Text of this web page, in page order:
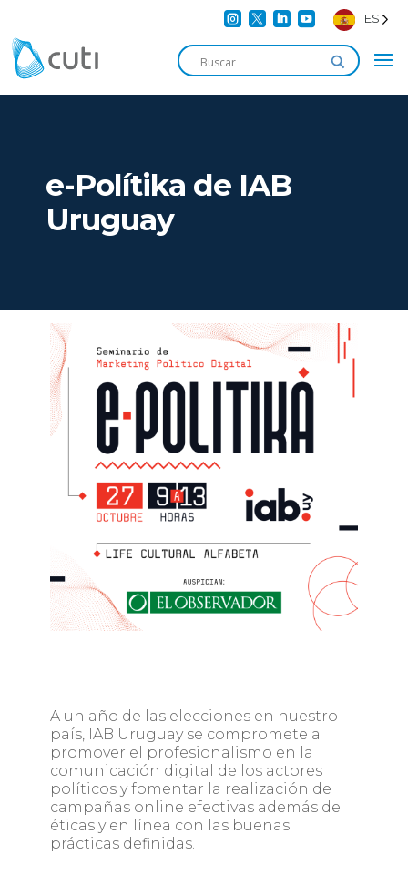
    ES
e-Polítika de IAB
Uruguay
A un año de las elecciones en nuestro
país, IAB Uruguay se compromete a
promover el profesionalismo en la
comunicación digital de los actores
políticos y fomentar la realización de
campañas online efectivas además de
éticas y en línea con las buenas
prácticas definidas.